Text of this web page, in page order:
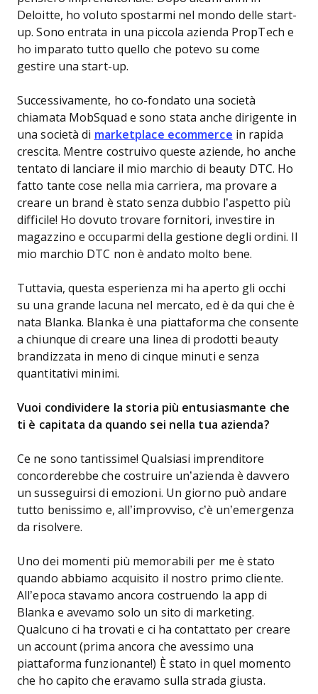
Deloitte, ho voluto spostarmi nel mondo delle start-
up. Sono entrata in una piccola azienda PropTech e
ho imparato tutto quello che potevo su come
gestire una start-up.
Successivamente, ho co-fondato una società
chiamata MobSquad e sono stata anche dirigente in
una società di marketplace ecommerce in rapida
crescita. Mentre costruivo queste aziende, ho anche
tentato di lanciare il mio marchio di beauty DTC. Ho
fatto tante cose nella mia carriera, ma provare a
creare un brand è stato senza dubbio l’aspetto più
difficile! Ho dovuto trovare fornitori, investire in
magazzino e occuparmi della gestione degli ordini. Il
mio marchio DTC non è andato molto bene.
Tuttavia, questa esperienza mi ha aperto gli occhi
su una grande lacuna nel mercato, ed è da qui che è
nata Blanka. Blanka è una piattaforma che consente
a chiunque di creare una linea di prodotti beauty
brandizzata in meno di cinque minuti e senza
quantitativi minimi.
Vuoi condividere la storia più entusiasmante che
ti è capitata da quando sei nella tua azienda?
Ce ne sono tantissime! Qualsiasi imprenditore
concorderebbe che costruire un’azienda è davvero
un susseguirsi di emozioni. Un giorno può andare
tutto benissimo e, all’improvviso, c’è un’emergenza
da risolvere.
Uno dei momenti più memorabili per me è stato
quando abbiamo acquisito il nostro primo cliente.
All’epoca stavamo ancora costruendo la app di
Blanka e avevamo solo un sito di marketing.
Qualcuno ci ha trovati e ci ha contattato per creare
un account (prima ancora che avessimo una
piattaforma funzionante!) È stato in quel momento
che ho capito che eravamo sulla strada giusta.